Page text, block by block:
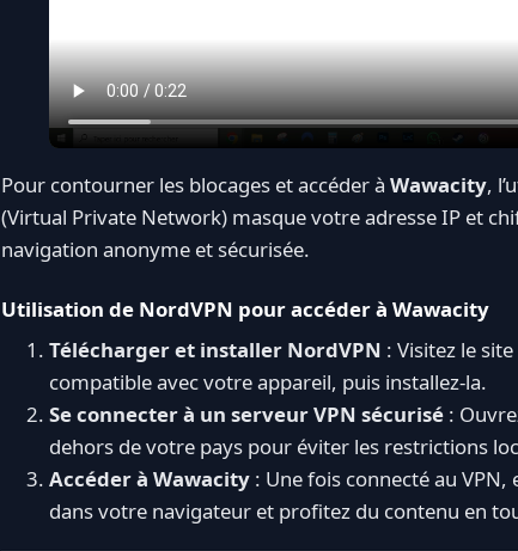
Pour contourner les blocages et accéder à Wawacity,
(Virtual Private Network) masque votre adresse IP et
navigation anonyme et sécurisée.
Utilisation de NordVPN pour accéder à Wawacity
Télécharger et installer NordVPN : Visitez le
compatible avec votre appareil, puis installez-la.
Se connecter à un serveur VPN sécurisé :
dehors de votre pays pour éviter les restrictions
Accéder à Wawacity : Une fois connecté au
dans votre navigateur et profitez du contenu en